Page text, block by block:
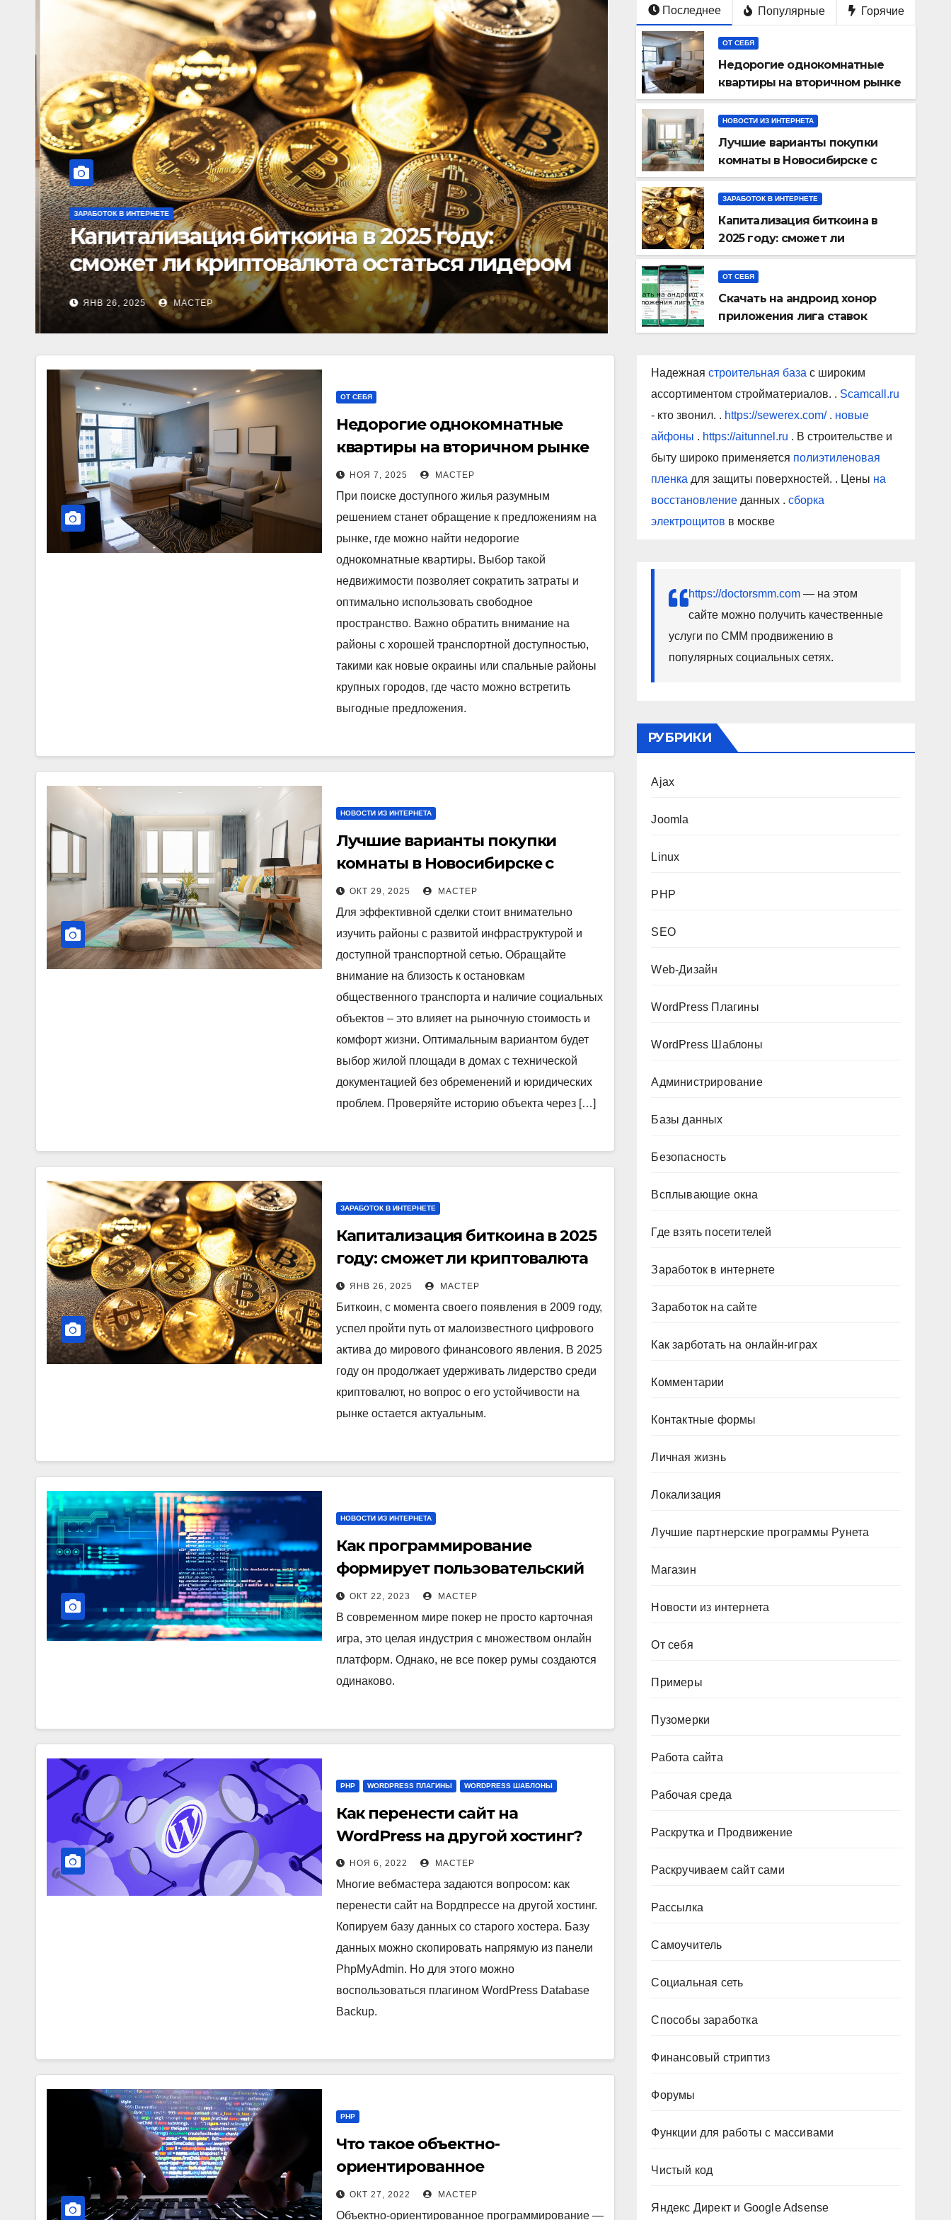
ЗАРАБОТОК В ИНТЕРНЕТЕ
Капитализация биткоина в 2025 году:
сможет ли криптовалюта остаться лидером
рынка?
ЯНВ 26, 2025 МАСТЕР
ОТ СЕБЯ
Скачать на андроид
ставок
МАР 17, 2024 МАСТЕР
Последнее Популярные Горячие
ОТ СЕБЯ
Недорогие однокомнатные
квартиры на вторичном рынке
как выгодное вложение
НОВОСТИ ИЗ ИНТЕРНЕТА
Лучшие варианты покупки
комнаты в Новосибирске с
актуальными ценами и
выгодными условиями
ЗАРАБОТОК В ИНТЕРНЕТЕ
Капитализация биткоина в
2025 году: сможет ли
криптовалюта остаться
лидером рынка?
ОТ СЕБЯ
Скачать на андроид хонор
приложения лига ставок
ОТ СЕБЯ
Недорогие однокомнатные
квартиры на вторичном рынке
как выгодное вложение
НОЯ 7, 2025 МАСТЕР
При поиске доступного жилья разумным
решением станет обращение к предложениям на
рынке, где можно найти недорогие
однокомнатные квартиры. Выбор такой
недвижимости позволяет сократить затраты и
оптимально использовать свободное
пространство. Важно обратить внимание на
районы с хорошей транспортной доступностью,
такими как новые окраины или спальные районы
крупных городов, где часто можно встретить
выгодные предложения.
НОВОСТИ ИЗ ИНТЕРНЕТА
Лучшие варианты покупки
комнаты в Новосибирске с
актуальными ценами и
выгодными условиями
ОКТ 29, 2025 МАСТЕР
Для эффективной сделки стоит внимательно
изучить районы с развитой инфраструктурой и
доступной транспортной сетью. Обращайте
внимание на близость к остановкам
общественного транспорта и наличие социальных
объектов – это влияет на рыночную стоимость и
комфорт жизни. Оптимальным вариантом будет
выбор жилой площади в домах с технической
документацией без обременений и юридических
проблем. Проверяйте историю объекта через […]
ЗАРАБОТОК В ИНТЕРНЕТЕ
Капитализация биткоина в 2025
году: сможет ли криптовалюта
остаться лидером рынка?
ЯНВ 26, 2025 МАСТЕР
Биткоин, с момента своего появления в 2009 году,
успел пройти путь от малоизвестного цифрового
актива до мирового финансового явления. В 2025
году он продолжает удерживать лидерство среди
криптовалют, но вопрос о его устойчивости на
рынке остается актуальным.
НОВОСТИ ИЗ ИНТЕРНЕТА
Как программирование
формирует пользовательский
опыт
ОКТ 22, 2023 МАСТЕР
В современном мире покер не просто карточная
игра, это целая индустрия с множеством онлайн
платформ. Однако, не все покер румы создаются
одинаково.
PHP WORDPRESS ПЛАГИНЫ WORDPRESS ШАБЛОНЫ
Как перенести сайт на
WordPress на другой хостинг?
НОЯ 6, 2022 МАСТЕР
Многие вебмастера задаются вопросом: как
перенести сайт на Вордпрессе на другой хостинг.
Копируем базу данных со старого хостера. Базу
данных можно скопировать напрямую из панели
PhpMyAdmin. Но для этого можно
воспользоваться плагином WordPress Database
Backup.
PHP
Что такое объектно-
ориентированное
программирование?
ОКТ 27, 2022 МАСТЕР
Объектно-ориентированное программирование —
Надежнаястроительная база с широким
ассортиментом стройматериалов. . Scamcall.ru
- кто звонил. . https://sewerex.com/. новые
айфоны . https://aitunnel.ru . В строительстве и
быту широко применяется полиэтиленовая
пленка для защиты поверхностей. . Цены на
восстановление данных .сборка
электрощитов в москве
https://doctorsmm.com — на этом
сайте можно получить качественные
услуги по СММ продвижению в
популярных социальных сетях.
РУБРИКИ
Ajax
Joomla
Linux
PHP
SEO
Web-Дизайн
WordPress Плагины
WordPress Шаблоны
Администрирование
Базы данных
Безопасность
Всплывающие окна
Где взять посетителей
Заработок в интернете
Заработок на сайте
Как зарботать на онлайн-играх
Комментарии
Контактные формы
Личная жизнь
Локализация
Лучшие партнерские программы Рунета
Магазин
Новости из интернета
От себя
Примеры
Пузомерки
Работа сайта
Рабочая среда
Раскрутка и Продвижение
Раскручиваем сайт сами
Рассылка
Самоучитель
Социальная сеть
Способы заработка
Финансовый стриптиз
Форумы
Функции для работы с массивами
Чистый код
Яндекс Директ и Google Adsense